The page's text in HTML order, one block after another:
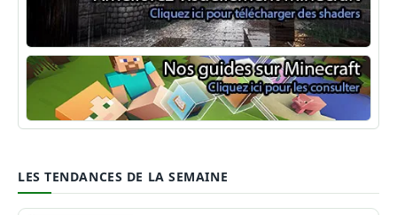
Shaders Minecraft
Guide Minecraft
LES TENDANCES DE LA SEMAINE